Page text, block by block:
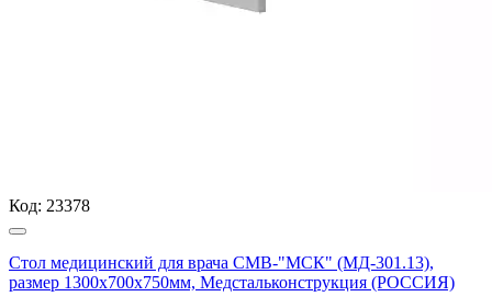
Код: 23378
Стол медицинский для врача СМВ-"МСК" (МД-301.13),
размер 1300х700х750мм, Медстальконструкция (РОССИЯ)